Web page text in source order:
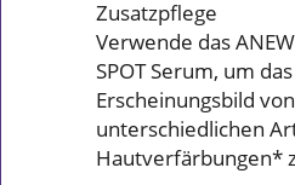
Zusatzpflege
Verwende das
SPOT Serum, um das
Erscheinungsbild
unterschiedlichen
Hautverfärbungen*